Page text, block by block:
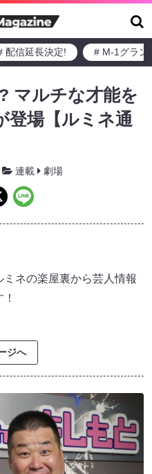
配信延長決定! # M-1グラン
マルチな才能を
登場【ルミネ通
連載 劇場
ミネの楽屋裏から芸人情報
ジへ